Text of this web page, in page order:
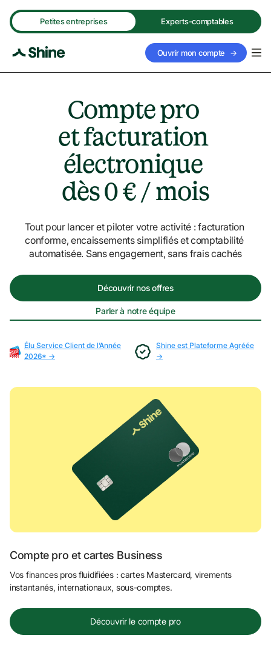
Petites entreprises Experts-comptables
Ouvrir mon compte →
Compte pro
et facturation
électronique
dès 0 € / mois
Tout pour lancer et piloter votre activité : facturation
conforme, encaissements simplifiés et comptabilité
automatisée. Sans engagement, sans frais cachés
Découvrir nos offres
Parler à notre équipe
Élu Service Client de l’Année
2026* →
Shine est Plateforme Agréée
→
Compte pro et cartes Business
Vos finances pros fluidifiées : cartes Mastercard, virements
instantanés, internationaux, sous-comptes.
Découvrir le compte pro